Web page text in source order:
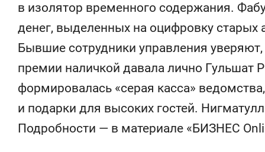
в изолятор временного содержания.
денег, выделенных на оцифровку старых
Бывшие сотрудники управления
премии наличкой давала лично Гульшат
формировалась «серая касса»
и подарки для высоких гостей.
Подробности — в материале «БИЗНЕС
Рекомендуем
150 камер до квартиры и Face
ID вместо ключа: какой будет
безопасность в ЖК «Нова»
Опыт